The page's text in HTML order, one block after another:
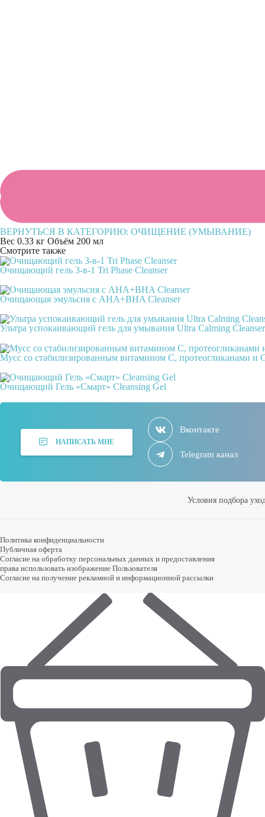
ВЕРНУТЬСЯ В КАТЕГОРИЮ: ОЧИЩЕНИЕ (УМЫВАНИЕ)
Вес 0.33 кг Объём 200 мл
Смотрите также
Очищающий гель 3-в-1 Tri Phase Cleanser
Очищающая эмульсия с AHA+BHA Cleanser
Ультра успокаивающий гель для умывания Ultra Calming Cleanser
Мусс со стабилизированным витамином С, протеогликанами и
Очищающий Гель «Смарт» Cleansing Gel
НАПИСАТЬ МНЕ
Вконтакте
Telegram канал
Условия подбора
Политика конфиденциальности
Публичная оферта
Согласие на обработку персональных данных и предоставления
права использовать изображение Пользователя
Согласие на получение рекламной и информационной рассылки